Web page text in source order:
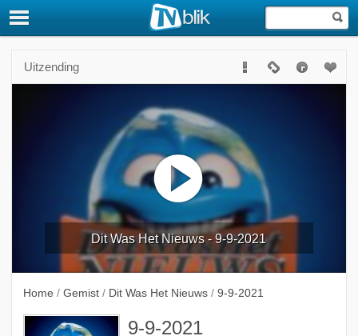
Uitzending
Dit Was Het Nieuws - 9-9-2021
Home / Gemist / Dit Was Het Nieuws / 9-9-2021
9-9-2021